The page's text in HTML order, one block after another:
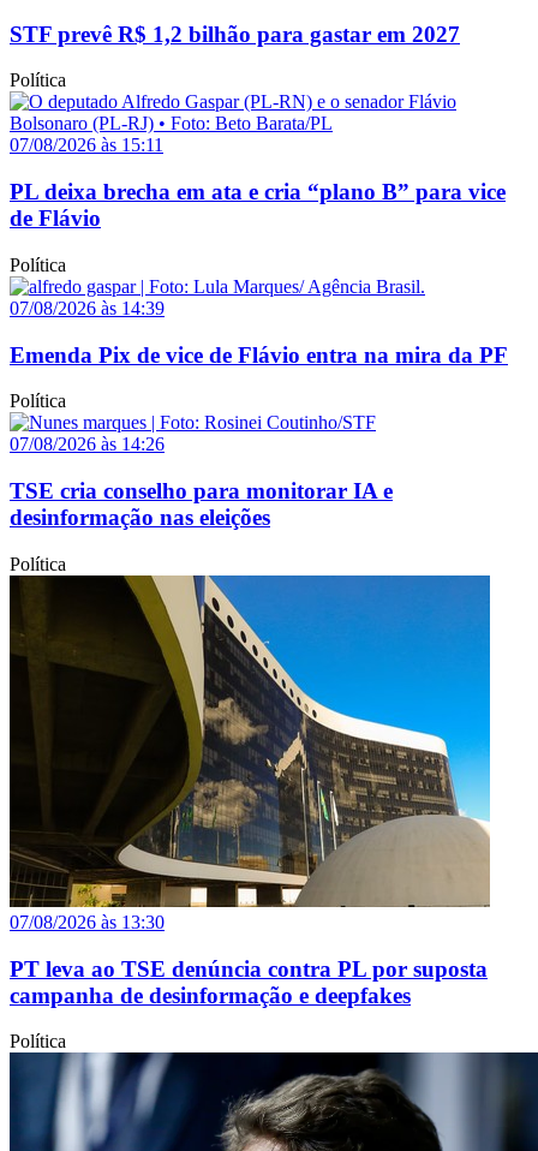
STF prevê R$ 1,2 bilhão para gastar em 2027
Política
07/08/2026 às 15:11
PL deixa brecha em ata e cria “plano B” para vice
de Flávio
Política
07/08/2026 às 14:39
Emenda Pix de vice de Flávio entra na mira da PF
Política
07/08/2026 às 14:26
TSE cria conselho para monitorar IA e
desinformação nas eleições
Política
07/08/2026 às 13:30
PT leva ao TSE denúncia contra PL por suposta
campanha de desinformação e deepfakes
Política